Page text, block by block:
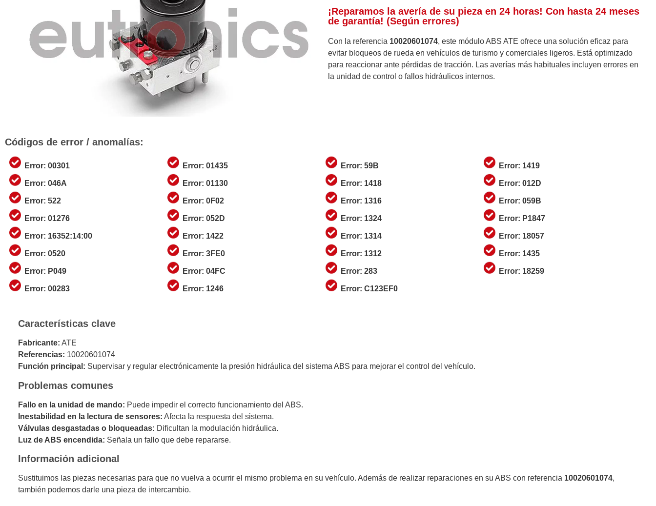
¡Reparamos la avería de su pieza en 24 horas! Con hasta 24 meses
de garantía! (Según errores)
Con la referencia 10020601074, este módulo ABS ATE ofrece una solución eficaz para
evitar bloqueos de rueda en vehículos de turismo y comerciales ligeros. Está optimizado
para reaccionar ante pérdidas de tracción. Las averías más habituales incluyen errores en
la unidad de control o fallos hidráulicos internos.
Códigos de error / anomalías:
Error: 00301
Error: 046A
Error: 522
Error: 01276
Error: 16352:14:00
Error: 0520
Error: P049
Error: 00283
Error: 01435
Error: 01130
Error: 0F02
Error: 052D
Error: 1422
Error: 3FE0
Error: 04FC
Error: 1246
Error: 59B
Error: 1418
Error: 1316
Error: 1324
Error: 1314
Error: 1312
Error: 283
Error: C123EF0
Error: 1419
Error: 012D
Error: 059B
Error: P1847
Error: 18057
Error: 1435
Error: 18259
Características clave
Fabricante: ATE
Referencias: 10020601074
Función principal: Supervisar y regular electrónicamente la presión hidráulica del sistema ABS para mejorar el control del vehículo.
Problemas comunes
Fallo en la unidad de mando: Puede impedir el correcto funcionamiento del ABS.
Inestabilidad en la lectura de sensores: Afecta la respuesta del sistema.
Válvulas desgastadas o bloqueadas: Dificultan la modulación hidráulica.
Luz de ABS encendida: Señala un fallo que debe repararse.
Información adicional
Sustituimos las piezas necesarias para que no vuelva a ocurrir el mismo problema en su vehículo. Además de realizar reparaciones en su ABS con referencia 10020601074,
también podemos darle una pieza de intercambio.